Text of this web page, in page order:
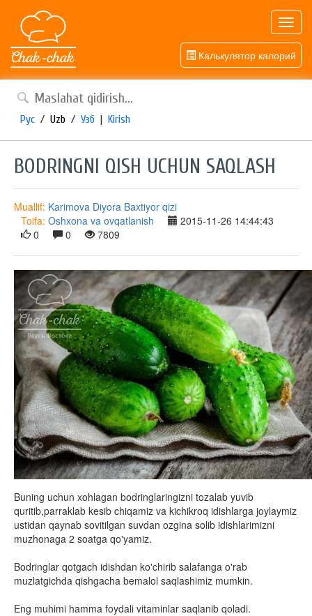
Калькулятор калорий
Рус / Uzb / Узб | Kirish
BODRINGNI QISH UCHUN SAQLASH
Muallif: Karimova Diyora Baxtiyor qizi
Toifa: Oshxona va ovqatlanish
2015-11-26 14:44:43
0
0 7809
Buning uchun xohlagan bodringlaringizni tozalab yuvib
quritib,parraklab kesib chiqamiz va kichikroq idishlarga joylaymiz
ustidan qaynab sovitilgan suvdan ozgina solib idishlarimizni
muzhonaga 2 soatga qo'yamiz.
Bodringlar qotgach idishdan ko'chirib salafanga o'rab
muzlatgichda qishgacha bemalol saqlashimiz mumkin.
Eng muhimi hamma foydali vitaminlar saqlanib qoladi.